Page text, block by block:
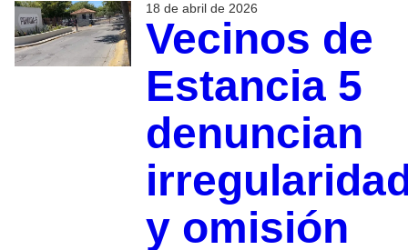
18 de abril de 2026
Vecinos de
Estancia 5
denuncian
y omisión